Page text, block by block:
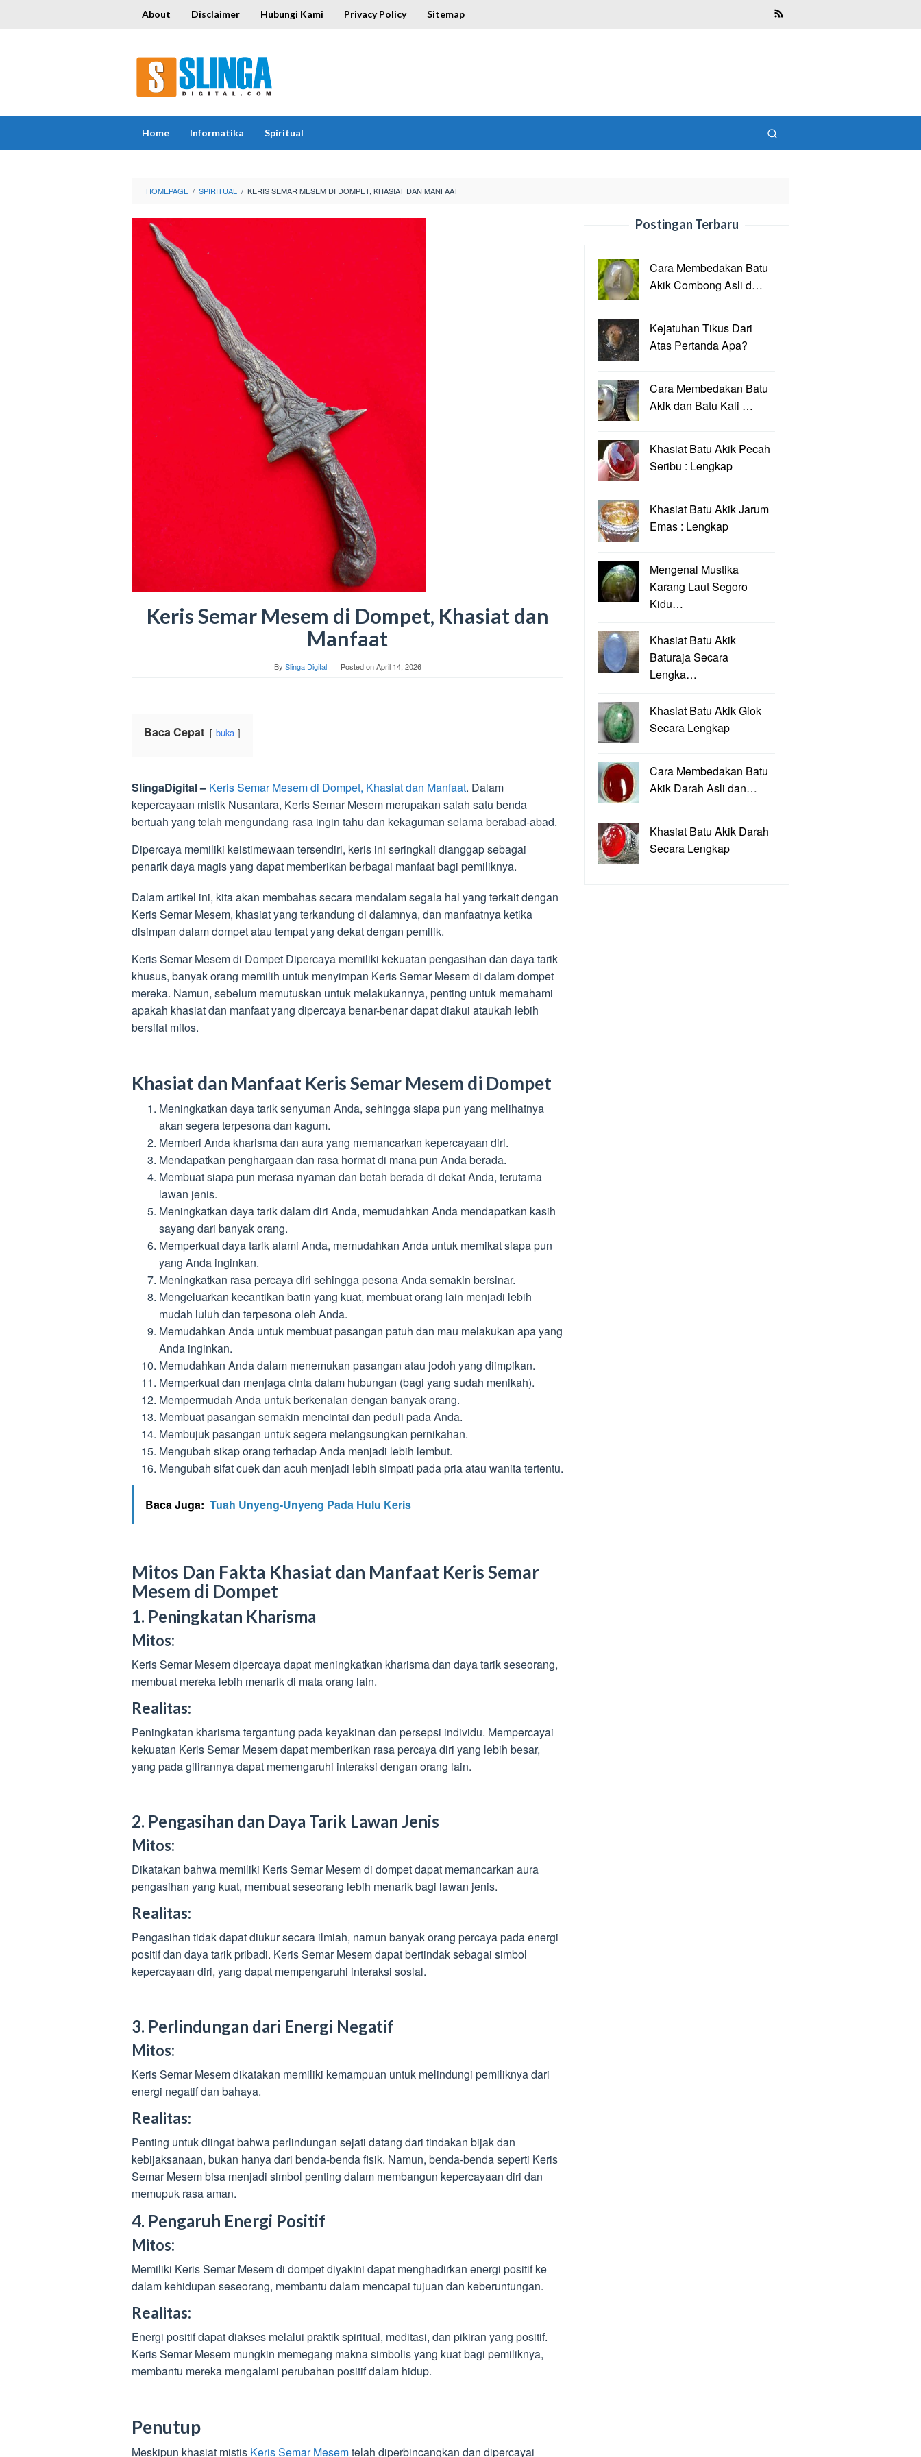
About Disclaimer Hubungi Kami Privacy Policy Sitemap
Home Informatika Spiritual
HOMEPAGE / SPIRITUAL / KERIS SEMAR MESEM DI DOMPET, KHASIAT DAN MANFAAT
Keris Semar Mesem di Dompet, Khasiat dan
Manfaat
By Slinga Digital Posted onApril 14, 2026
Baca Cepat buka
SlingaDigital – Keris Semar Mesem di Dompet, Khasiat dan Manfaat. Dalam
kepercayaan mistik Nusantara, Keris Semar Mesem merupakan salah satu benda
bertuah yang telah mengundang rasa ingin tahu dan kekaguman selama berabad-abad.
Dipercaya memiliki keistimewaan tersendiri, keris ini seringkali dianggap sebagai
penarik daya magis yang dapat memberikan berbagai manfaat bagi pemiliknya.
Dalam artikel ini, kita akan membahas secara mendalam segala hal yang terkait dengan
Keris Semar Mesem, khasiat yang terkandung di dalamnya, dan manfaatnya ketika
disimpan dalam dompet atau tempat yang dekat dengan pemilik.
Keris Semar Mesem di Dompet Dipercaya memiliki kekuatan pengasihan dan daya tarik
khusus, banyak orang memilih untuk menyimpan Keris Semar Mesem di dalam dompet
mereka. Namun, sebelum memutuskan untuk melakukannya, penting untuk memahami
apakah khasiat dan manfaat yang dipercaya benar-benar dapat diakui ataukah lebih
bersifat mitos.
Khasiat dan Manfaat Keris Semar Mesem di Dompet
Meningkatkan daya tarik senyuman Anda, sehingga siapa pun yang melihatnya
akan segera terpesona dan kagum.
Memberi Anda kharisma dan aura yang memancarkan kepercayaan diri.
Mendapatkan penghargaan dan rasa hormat di mana pun Anda berada.
Membuat siapa pun merasa nyaman dan betah berada di dekat Anda, terutama
lawan jenis.
Meningkatkan daya tarik dalam diri Anda, memudahkan Anda mendapatkan kasih
sayang dari banyak orang.
Memperkuat daya tarik alami Anda, memudahkan Anda untuk memikat siapa pun
yang Anda inginkan.
Meningkatkan rasa percaya diri sehingga pesona Anda semakin bersinar.
Mengeluarkan kecantikan batin yang kuat, membuat orang lain menjadi lebih
mudah luluh dan terpesona oleh Anda.
Memudahkan Anda untuk membuat pasangan patuh dan mau melakukan apa yang
Anda inginkan.
Memudahkan Anda dalam menemukan pasangan atau jodoh yang diimpikan.
Memperkuat dan menjaga cinta dalam hubungan (bagi yang sudah menikah).
Mempermudah Anda untuk berkenalan dengan banyak orang.
Membuat pasangan semakin mencintai dan peduli pada Anda.
Membujuk pasangan untuk segera melangsungkan pernikahan.
Mengubah sikap orang terhadap Anda menjadi lebih lembut.
Mengubah sifat cuek dan acuh menjadi lebih simpati pada pria atau wanita tertentu.
Baca Juga: Tuah Unyeng-Unyeng Pada Hulu Keris
Mitos Dan Fakta Khasiat dan Manfaat Keris Semar
Mesem di Dompet
1. Peningkatan Kharisma
Mitos:
Keris Semar Mesem dipercaya dapat meningkatkan kharisma dan daya tarik seseorang,
membuat mereka lebih menarik di mata orang lain.
Realitas:
Peningkatan kharisma tergantung pada keyakinan dan persepsi individu. Mempercayai
kekuatan Keris Semar Mesem dapat memberikan rasa percaya diri yang lebih besar,
yang pada gilirannya dapat memengaruhi interaksi dengan orang lain.
2. Pengasihan dan Daya Tarik Lawan Jenis
Mitos:
Dikatakan bahwa memiliki Keris Semar Mesem di dompet dapat memancarkan aura
pengasihan yang kuat, membuat seseorang lebih menarik bagi lawan jenis.
Realitas:
Pengasihan tidak dapat diukur secara ilmiah, namun banyak orang percaya pada energi
positif dan daya tarik pribadi. Keris Semar Mesem dapat bertindak sebagai simbol
kepercayaan diri, yang dapat mempengaruhi interaksi sosial.
3. Perlindungan dari Energi Negatif
Mitos:
Keris Semar Mesem dikatakan memiliki kemampuan untuk melindungi pemiliknya dari
energi negatif dan bahaya.
Realitas:
Penting untuk diingat bahwa perlindungan sejati datang dari tindakan bijak dan
kebijaksanaan, bukan hanya dari benda-benda fisik. Namun, benda-benda seperti Keris
Semar Mesem bisa menjadi simbol penting dalam membangun kepercayaan diri dan
memupuk rasa aman.
4. Pengaruh Energi Positif
Mitos:
Memiliki Keris Semar Mesem di dompet diyakini dapat menghadirkan energi positif ke
dalam kehidupan seseorang, membantu dalam mencapai tujuan dan keberuntungan.
Realitas:
Energi positif dapat diakses melalui praktik spiritual, meditasi, dan pikiran yang positif.
Keris Semar Mesem mungkin memegang makna simbolis yang kuat bagi pemiliknya,
membantu mereka mengalami perubahan positif dalam hidup.
Penutup
Meskipun khasiat mistis Keris Semar Mesemtelah diperbincangkan dan dipercayai
Postingan Terbaru
Cara Membedakan Batu
Akik Combong Asli d…
Kejatuhan Tikus Dari
Atas Pertanda Apa?
Cara Membedakan Batu
Akik dan Batu Kali …
Khasiat Batu Akik Pecah
Seribu : Lengkap
Khasiat Batu Akik Jarum
Emas : Lengkap
Mengenal Mustika
Karang Laut Segoro
Kidu…
Khasiat Batu Akik
Baturaja Secara
Lengka…
Khasiat Batu Akik Giok
Secara Lengkap
Cara Membedakan Batu
Akik Darah Asli dan…
Khasiat Batu Akik Darah
Secara Lengkap